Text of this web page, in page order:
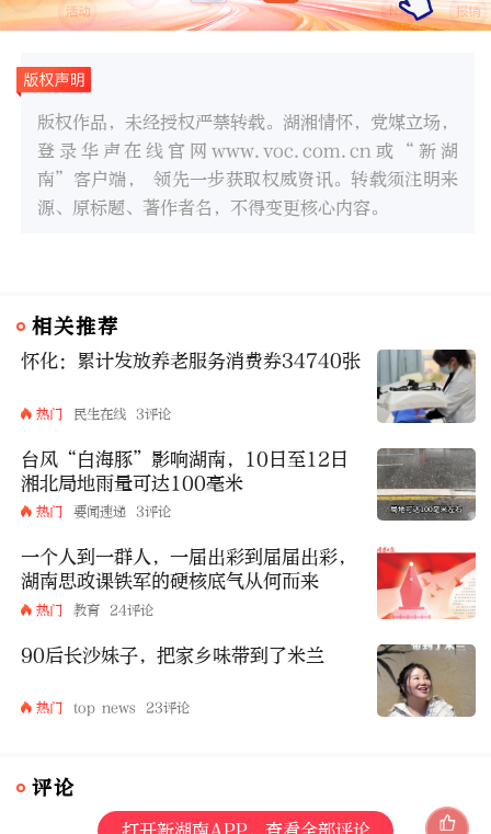
版权作品，未经授权严禁转载。湖湘情怀，党媒立场，
登录华声在线官网www.voc.com.cn或“新湖
南”客户端， 领先一步获取权威资讯。转载须注明来
源、原标题、著作者名，不得变更核心内容。
相关推荐
怀化：累计发放养老服务消费券34740张
热门 民生在线 3评论
台风“白海豚”影响湖南，10日至12日
湘北局地雨量可达100毫米
热门 要闻速递 3评论
一个人到一群人，一届出彩到届届出彩，
湖南思政课铁军的硬核底气从何而来
热门 教育 24评论
90后长沙妹子，把家乡味带到了米兰
热门 top news 23评论
评论